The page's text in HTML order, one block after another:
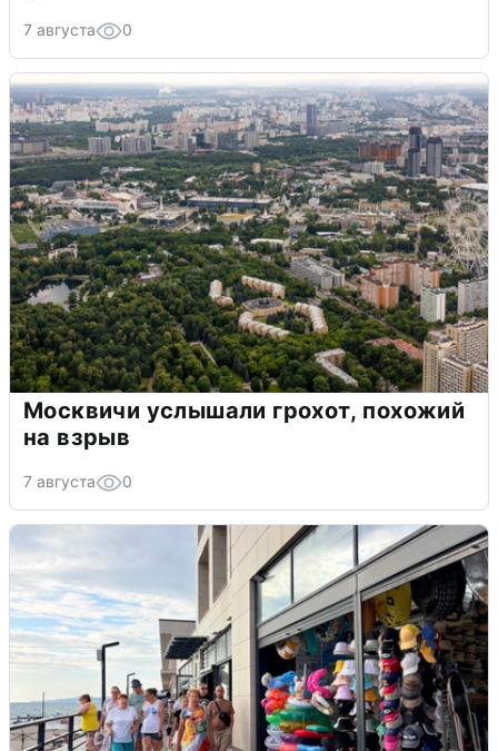
7 августа 0
Москвичи услышали грохот, похожий
на взрыв
7 августа 0